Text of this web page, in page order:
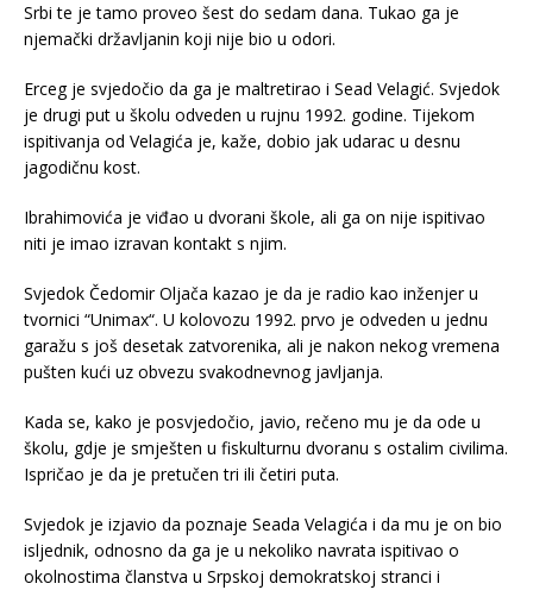
Srbi te je tamo proveo šest do sedam dana. Tukao ga je
njemački državljanin koji nije bio u odori.
Erceg je svjedočio da ga je maltretirao i Sead Velagić. Svjedok
je drugi put u školu odveden u rujnu 1992. godine. Tijekom
ispitivanja od Velagića je, kaže, dobio jak udarac u desnu
jagodičnu kost.
Ibrahimovića je viđao u dvorani škole, ali ga on nije ispitivao
niti je imao izravan kontakt s njim.
Svjedok Čedomir Oljača kazao je da je radio kao inženjer u
tvornici “Unimax“. U kolovozu 1992. prvo je odveden u jednu
garažu s još desetak zatvorenika, ali je nakon nekog vremena
pušten kući uz obvezu svakodnevnog javljanja.
Kada se, kako je posvjedočio, javio, rečeno mu je da ode u
školu, gdje je smješten u fiskulturnu dvoranu s ostalim civilima.
Ispričao je da je pretučen tri ili četiri puta.
Svjedok je izjavio da poznaje Seada Velagića i da mu je on bio
isljednik, odnosno da ga je u nekoliko navrata ispitivao o
okolnostima članstva u Srpskoj demokratskoj stranci i